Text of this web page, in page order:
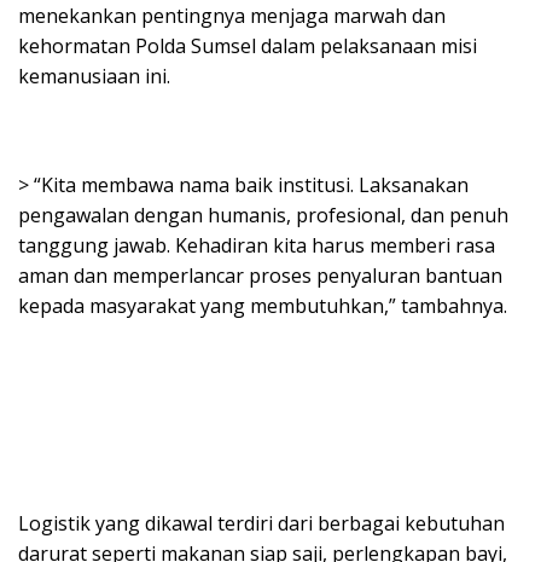
menekankan pentingnya menjaga marwah dan
kehormatan Polda Sumsel dalam pelaksanaan misi
kemanusiaan ini.
> “Kita membawa nama baik institusi. Laksanakan
pengawalan dengan humanis, profesional, dan penuh
tanggung jawab. Kehadiran kita harus memberi rasa
aman dan memperlancar proses penyaluran bantuan
kepada masyarakat yang membutuhkan,” tambahnya.
Logistik yang dikawal terdiri dari berbagai kebutuhan
darurat seperti makanan siap saji, perlengkapan bayi,